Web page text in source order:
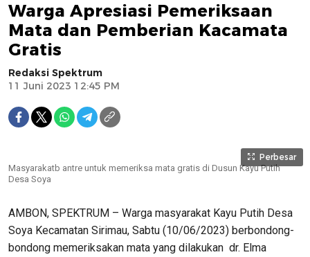
Warga Apresiasi Pemeriksaan
Mata dan Pemberian Kacamata
Gratis
Redaksi Spektrum
11 Juni 2023 12:45 PM
Perbesar
Masyarakatb antre untuk memeriksa mata gratis di Dusun Kayu Putih
Desa Soya
AMBON, SPEKTRUM – Warga masyarakat Kayu Putih Desa
Soya Kecamatan Sirimau, Sabtu (10/06/2023) berbondong-
bondong memeriksakan mata yang dilakukan dr. Elma